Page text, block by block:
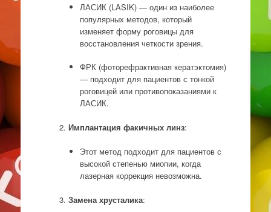
ЛАСИК (LASIK) — один из наиболее
популярных методов, который
изменяет форму роговицы для
восстановления четкости зрения.
ФРК (фоторефрактивная кератэктомия)
— подходит для пациентов с тонкой
роговицей или противопоказаниями к
ЛАСИК.
Имплантация факичных линз:
Этот метод подходит для пациентов с
высокой степенью миопии, когда
лазерная коррекция невозможна.
Замена хрусталика: